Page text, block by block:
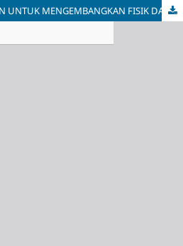
KEGIATAN PEMBELAJARAN UNTUK MENGEMBANGKAN FISIK DAN MOTORIK ANAK USIA DINI